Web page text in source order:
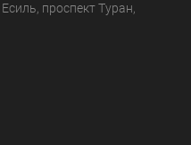
проспект Туран,